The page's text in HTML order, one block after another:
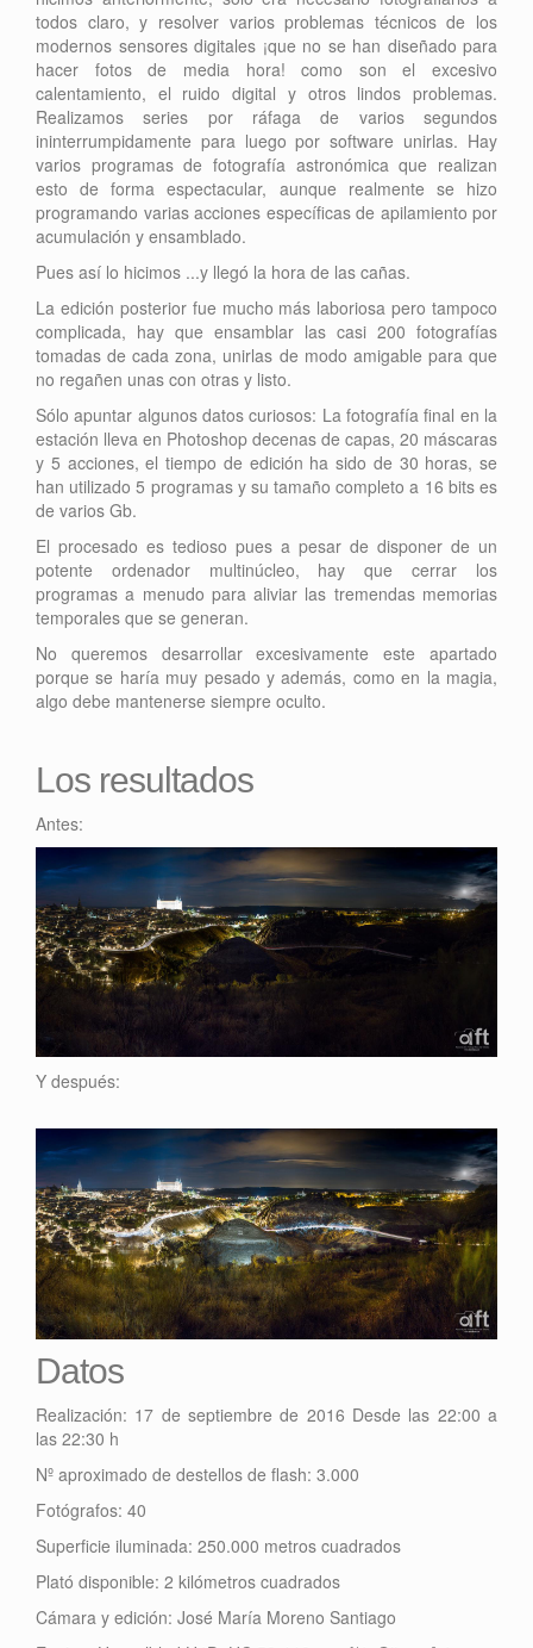
todos claro, y resolver varios problemas técnicos de los
modernos sensores digitales ¡que no se han diseñado para
hacer fotos de media hora! como son el excesivo
calentamiento, el ruido digital y otros lindos problemas.
Realizamos series por ráfaga de varios segundos
ininterrumpidamente para luego por software unirlas. Hay
varios programas de fotografía astronómica que realizan
esto de forma espectacular, aunque realmente se hizo
programando varias acciones específicas de apilamiento por
acumulación y ensamblado.
Pues así lo hicimos ...y llegó la hora de las cañas.
La edición posterior fue mucho más laboriosa pero tampoco
complicada, hay que ensamblar las casi 200 fotografías
tomadas de cada zona, unirlas de modo amigable para que
no regañen unas con otras y listo.
Sólo apuntar algunos datos curiosos: La fotografía final en la
estación lleva en Photoshop decenas de capas, 20 máscaras
y 5 acciones, el tiempo de edición ha sido de 30 horas, se
han utilizado 5 programas y su tamaño completo a 16 bits es
de varios Gb.
El procesado es tedioso pues a pesar de disponer de un
potente ordenador multinúcleo, hay que cerrar los
programas a menudo para aliviar las tremendas memorias
temporales que se generan.
No queremos desarrollar excesivamente este apartado
porque se haría muy pesado y además, como en la magia,
algo debe mantenerse siempre oculto.
Los resultados
Antes:
Y después:
Datos
Realización: 17 de septiembre de 2016 Desde las 22:00 a
las 22:30 h
Nº aproximado de destellos de flash: 3.000
Fotógrafos: 40
Superficie iluminada: 250.000 metros cuadrados
Plató disponible: 2 kilómetros cuadrados
Cámara y edición: José María Moreno Santiago